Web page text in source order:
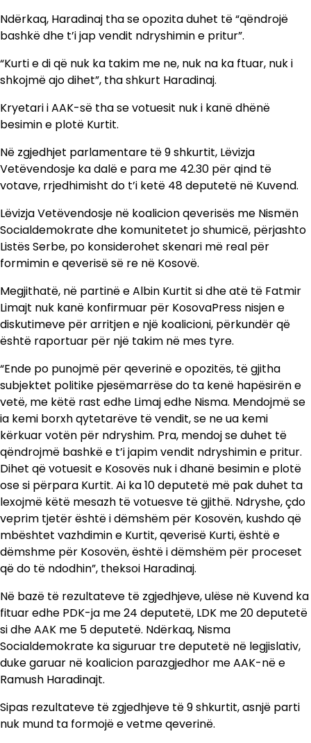
Ndërkaq, Haradinaj tha se opozita duhet të “qëndrojë
bashkë dhe t’i jap vendit ndryshimin e pritur”.
“Kurti e di që nuk ka takim me ne, nuk na ka ftuar, nuk i
shkojmë ajo dihet”, tha shkurt Haradinaj.
Kryetari i AAK-së tha se votuesit nuk i kanë dhënë
besimin e plotë Kurtit.
Në zgjedhjet parlamentare të 9 shkurtit, Lëvizja
Vetëvendosje ka dalë e para me 42.30 për qind të
votave, rrjedhimisht do t’i ketë 48 deputetë në Kuvend.
Lëvizja Vetëvendosje në koalicion qeverisës me Nismën
Socialdemokrate dhe komunitetet jo shumicë, përjashto
Listës Serbe, po konsiderohet skenari më real për
formimin e qeverisë së re në Kosovë.
Megjithatë, në partinë e Albin Kurtit si dhe atë të Fatmir
Limajt nuk kanë konfirmuar për KosovaPress nisjen e
diskutimeve për arritjen e një koalicioni, përkundër që
është raportuar për një takim në mes tyre.
“Ende po punojmë për qeverinë e opozitës, të gjitha
subjektet politike pjesëmarrëse do ta kenë hapësirën e
vetë, me këtë rast edhe Limaj edhe Nisma. Mendojmë se
ia kemi borxh qytetarëve të vendit, se ne ua kemi
kërkuar votën për ndryshim. Pra, mendoj se duhet të
qëndrojmë bashkë e t’i japim vendit ndryshimin e pritur.
Dihet që votuesit e Kosovës nuk i dhanë besimin e plotë
ose si përpara Kurtit. Ai ka 10 deputetë më pak duhet ta
lexojmë këtë mesazh të votuesve të gjithë. Ndryshe, çdo
veprim tjetër është i dëmshëm për Kosovën, kushdo që
mbështet vazhdimin e Kurtit, qeverisë Kurti, është e
dëmshme për Kosovën, është i dëmshëm për proceset
që do të ndodhin”, theksoi Haradinaj.
Në bazë të rezultateve të zgjedhjeve, ulëse në Kuvend ka
fituar edhe PDK-ja me 24 deputetë, LDK me 20 deputetë
si dhe AAK me 5 deputetë. Ndërkaq, Nisma
Socialdemokrate ka siguruar tre deputetë në legjislativ,
duke garuar në koalicion parazgjedhor me AAK-në e
Ramush Haradinajt.
Sipas rezultateve të zgjedhjeve të 9 shkurtit, asnjë parti
nuk mund ta formojë e vetme qeverinë.